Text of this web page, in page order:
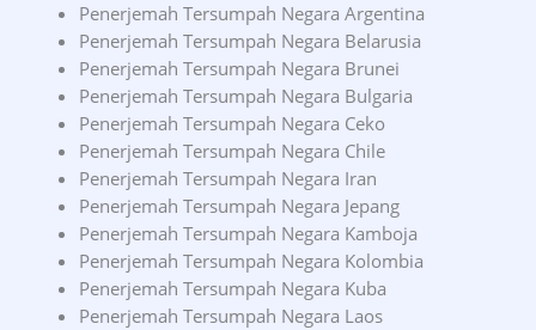
Penerjemah Tersumpah Negara Argentina
Penerjemah Tersumpah Negara Belarusia
Penerjemah Tersumpah Negara Brunei
Penerjemah Tersumpah Negara Bulgaria
Penerjemah Tersumpah Negara Ceko
Penerjemah Tersumpah Negara Chile
Penerjemah Tersumpah Negara Iran
Penerjemah Tersumpah Negara Jepang
Penerjemah Tersumpah Negara Kamboja
Penerjemah Tersumpah Negara Kolombia
Penerjemah Tersumpah Negara Kuba
Penerjemah Tersumpah Negara Laos